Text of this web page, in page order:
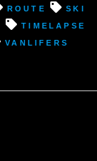
route
ski
timelapse
vanlifers